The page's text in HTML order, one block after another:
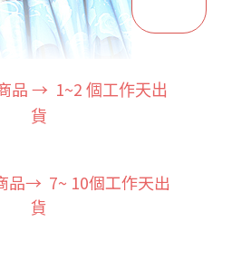
品 → 1~2 個工作天出
貨
品→ 7~ 10個工作天出
貨